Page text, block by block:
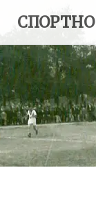
content
СПОРТНО